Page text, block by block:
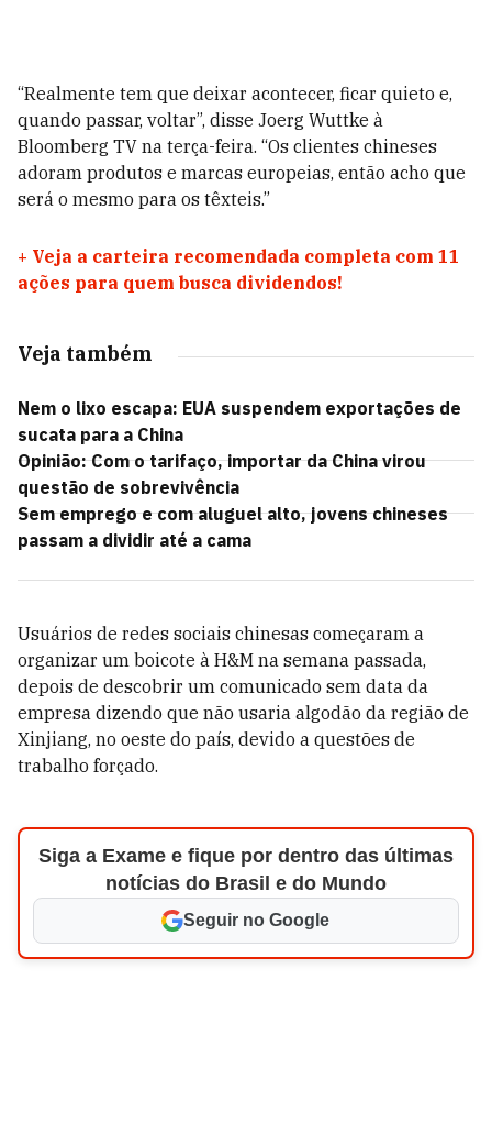
“Realmente tem que deixar acontecer, ficar quieto e,
quando passar, voltar”, disse Joerg Wuttke à
Bloomberg TV na terça-feira. “Os clientes chineses
adoram produtos e marcas europeias, então acho que
será o mesmo para os têxteis.”
+ Veja a carteira recomendada completa com 11
ações para quem busca dividendos!
Veja também
Nem o lixo escapa: EUA suspendem exportações de
sucata para a China
Opinião: Com o tarifaço, importar da China virou
questão de sobrevivência
Sem emprego e com aluguel alto, jovens chineses
passam a dividir até a cama
Usuários de redes sociais chinesas começaram a
organizar um boicote à H&M na semana passada,
depois de descobrir um comunicado sem data da
empresa dizendo que não usaria algodão da região de
Xinjiang, no oeste do país, devido a questões de
trabalho forçado.
Siga a Exame e fique por dentro das últimas
notícias do Brasil e do Mundo
Seguir no Google